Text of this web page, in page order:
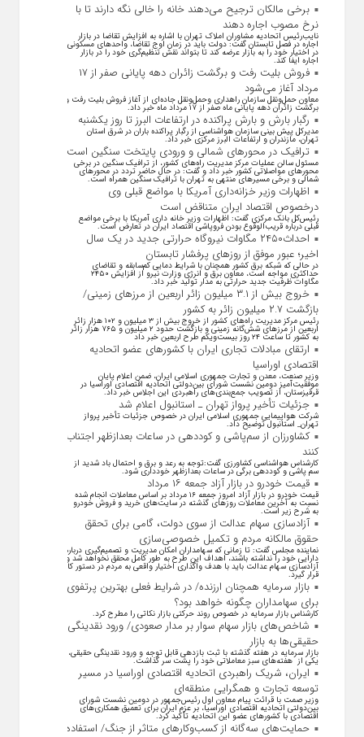
برخی مالکان ترجیح می‌دهند خانه را خالی نگه دارند تا با
نرخ مصوب اجاره دهند
نایب‌رئیس اتحادیه مشاوران املاک تهران با اشاره به افزایش تقاضا در بازار
اجاره در فصل تابستان گفت: دولت باید در زمان اوج تقاضا، واحد‌های مسکونی
در اختیار خود را به بازار عرضه کند تا بتواند نقش تنظیم‌گری خود را در بازار
اجاره ایفا کند.
فروش بلیت رفت و برگشت زائران دهه پایانی صفر از ۱۷
مرداد آغاز می‌شود
معاون حمل‌ونقل سازمان راهداری وحمل‌و‌نقل جاده‌ای از آغاز فروش بلیت رفت و
برگشت زائران دهه پایانی ماه صفر از ۱۷ مرداد ماه خبر داد.
رگبار بارش و بارش پراکنده در ارتفاعات البرز تا روز یکشنبه
مدیرکل پیش بینی سازمان هواشناسی از رگبار پراکنده باران در شرق استان
تهران، مازندران و ارتفاعات البرز مرکزی خبر داد.
ترافیک در محورهای شمالی و ورودی پایتخت سنگین است
مسئول سالن عملیات مرکز مدیریت راه‌های کشور، از ترافیک سنگین در برخی
محورهای مواصلاتی کشور خبر داد و گفت: در حال حاضر تردد در محورهای
شمالی و برخی مسیرهای منتهی به تهران با ترافیک سنگین همراه است.
اظهارات وزیر خزانه‌داری آمریکا با مواضع قبلی وی
درخصوص اقتصاد ایران متناقض است
رئیس‌کل بانک مرکزی گفت: اظهارات وزیر خانه داری آمریکا با برخی مواضع
قبلی درباره قریب‌الوقوع بودن فروپاشی اقتصاد ایران در تعارض است.
احداث۲۴۵۰ مگاوات نیروگاه حرارتی جدید در یک سال
اخیر؛ عبور موفق از روز‌های پرفشار تابستان
در حالی که شبکه برق کشور همچنان با شرایط دمایی کم‌سابقه و تقاضای
حداکثری مواجه است، معاون برق و انرژی وزارت نیرو از افزایش ۲۴۵۰
مگاوات ظرفیت جدید حرارتی به مدار تولید خبر داد.
خروج بیش از ۳.۱ میلیون زائر اربعین از مرزهای زمینی/
بازگشت ۲.۷ میلیون زائر به کشور
رئیس مرکز مدیریت راه‌های کشور از خروج بیش از ۳ میلیون و ۱۰۲ هزار زائر
اربعین از مرزهای شش‌گانه زمینی و بازگشت حدود ۲ میلیون و ۷۶۵ هزار زائر
به کشور تا ساعت ۲۴ روز بیست‌ویکم طرح اربعین خبر داد
ارتقای مبادلات تجاری ایران با کشور‌های عضو اتحادیه
اقتصادی اوراسیا
وزیر صنعت، معدن و تجارت جمهوری اسلامی ایران، ضمن اعلام پایان
موفقیت‌آمیز دومین نشست شورای بین‌دولتی اتحادیه اقتصادی اوراسیا در
قرقیزستان، از تصویب جمع‌بندی‌های راهبردی این اجلاس خبر داد.
جزئیات تأخیر پرواز تهران ـ استانبول اعلام شد
شرکت هواپیمایی جمهوری اسلامی ایران در خصوص جزئیات تأخیر پرواز
تهران_ استانبول توضیح داد.
کشاورزان از سم‌پاشی و کوددهی در ساعات بعدازظهر اجتناب
کنند
کارشناس هواشناسی کشاورزی گفت:توجه به رعد و برق و احتمال باد شدید از
سم پاشی و کوددهی برگی در ساعات بعدازظهر خودداری شود.
قیمت خودرو در بازار آزاد جمعه ۱۶ مرداد
قیمت خودرو در بازار آزاد امروز جمعه ۱۶ مرداد بر اساس معاملات انجام شده
نسبت به آخرین معاملات روز‌های گذشته در سایت‌های خرید و فروش خودرو
به شرح زیر است.
آزادسازی سهام عدالت از سوی دولت، گامی برای تحقق
حقوق مالکانه مردم و تکمیل خصوصی‌سازی
نماینده مجلس گفت: تا زمانی که سهامداران امکان مدیریت و تصمیم‌گیری درباره
دارایی خود را نداشته باشند، اهداف این طرح به طور کامل محقق نخواهد شد و
آزادسازی سهام عدالت باید با هدف واگذاری اختیار واقعی به مردم در دستور کار
قرار گیرد.
بازار سرمایه همچنان ارزنده/ در شرایط فعلی بهترین پرتفوی
برای سهامداران چگونه خواهد بود؟
کارشناس بازار سرمایه در خصوص روند حرکتی بازار نکاتی را مطرح کرد.
شاخص‌های بازار سهام سوار بر مدار صعودی/ ورود نقدینگی
حقیقی‌ها به بازار
بازار سرمایه در هفته گذشته با ثبت بازدهی قابل توجه و ورود نقدینگی حقیقی،
یکی از هفته‌های سبز معاملاتی خود را پشت سر گذاشت.
ایران، شریک راهبردی اتحادیه اقتصادی اوراسیا در مسیر
توسعه تجارت و همگرایی منطقه‌ای
وزیر صمت با قرائت پیام معاون اول رئیس‌جمهور در دومین نشست شورای
بین‌دولتی اتحادیه اقتصادی اوراسیا، بر عزم ایران برای تعمیق همکاری‌های
اقتصادی با کشورهای عضو این اتحادیه تأکید کرد.
حمایت‌های سه‌گانه از کسب‌وکارهای متاثر از جنگ/ استفاده